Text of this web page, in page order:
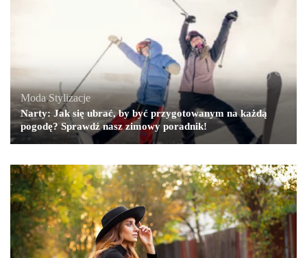
Moda,Stylizacje
Narty: Jak się ubrać, by być przygotowanym na każdą
pogodę? Sprawdź nasz zimowy poradnik!